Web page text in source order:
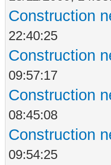
Construction
22:40:25
Construction
09:57:17
Construction
08:45:08
Construction
09:54:25